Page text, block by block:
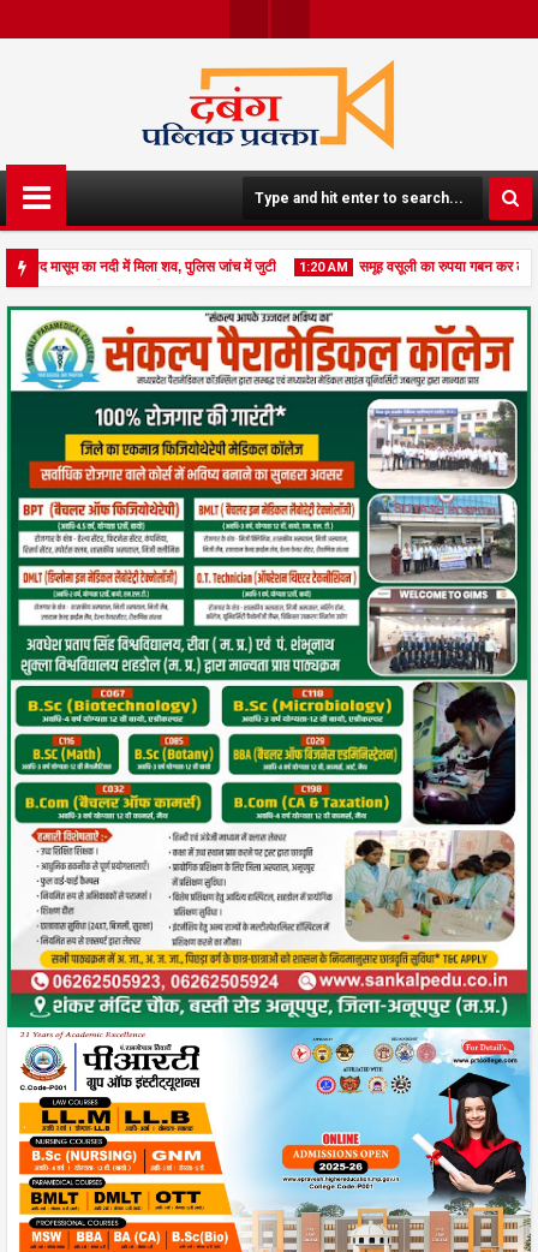
Boo
K
Ter
मासूम का नदी में मिला शव, पुलिस जांच में जुटी 1:20 AM
09
समूह वसूली का रुपया गबन कर लूट की
में, लीज भूमि पर निर्माण को लेकर उठे सवाल, सौपा ज्ञापन, जांच की मांग